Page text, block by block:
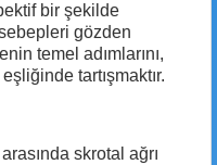
bir şekilde
gözden
temel adımlarını,
tartışmaktır.
skrotal ağrı